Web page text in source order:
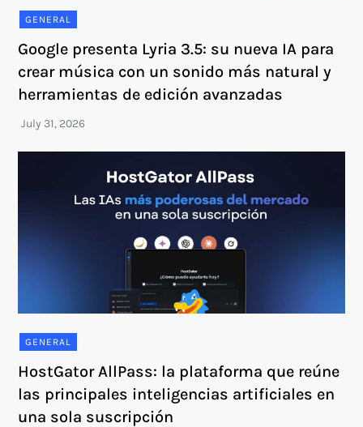
GENERAL
Google presenta Lyria 3.5: su nueva IA para
crear música con un sonido más natural y
herramientas de edición avanzadas
GENERAL
HostGator AllPass: la plataforma que reúne
las principales inteligencias artificiales en
una sola suscripción